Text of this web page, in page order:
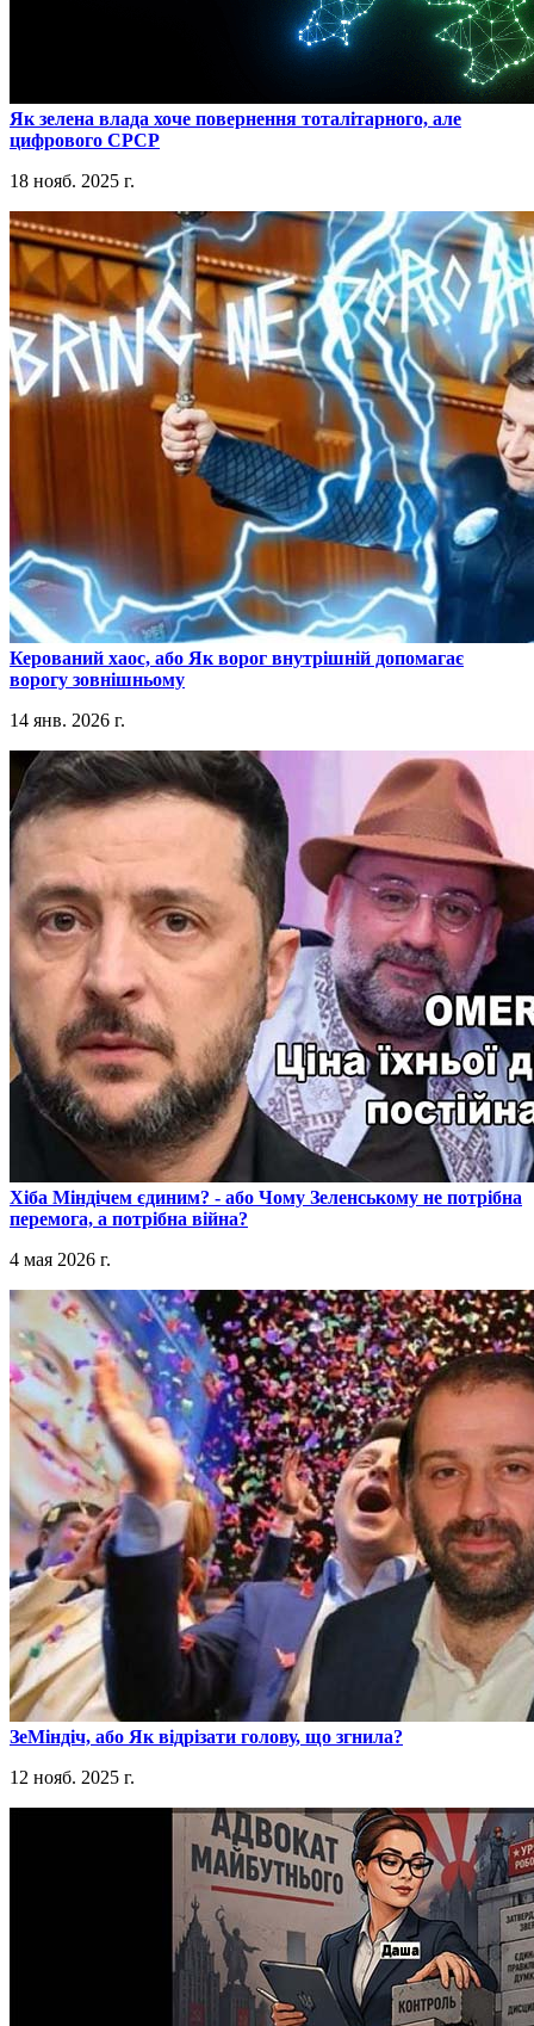
​Як зелена влада хоче повернення тоталітарного, але
цифрового СРСР
18 нояб. 2025 г.
​Керований хаос, або Як ворог внутрішній допомагає
ворогу зовнішньому
14 янв. 2026 г.
​Хіба Міндічем єдиним? - або Чому Зеленському не потрібна
перемога, а потрібна війна?
4 мая 2026 г.
​ЗеМіндіч, або Як відрізати голову, що згнила?
12 нояб. 2025 г.